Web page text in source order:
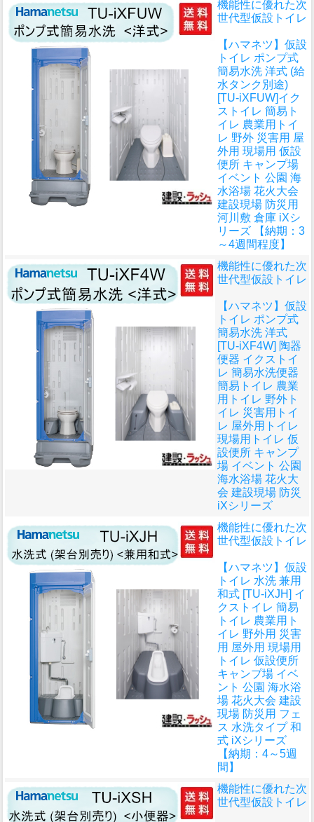
機能性に優れた次
世代型仮設トイレ
【ハマネツ】仮設
トイレ ポンプ式
簡易水洗 洋式 (給
水タンク別途)
[TU-iXFUW]イク
ストイレ 簡易ト
イレ 農業用トイ
レ 野外 災害用 屋
外用 現場用 仮設
便所 キャンプ場
イベント 公園 海
水浴場 花火大会
建設現場 防災用
河川敷 倉庫 iXシ
リーズ 【納期：3
～4週間程度】
機能性に優れた次
世代型仮設トイレ
【ハマネツ】仮設
トイレ ポンプ式
簡易水洗 洋式
[TU-iXF4W] 陶器
便器 イクストイ
レ 簡易水洗便器
簡易トイレ 農業
用トイレ 野外ト
イレ 災害用トイ
レ 屋外用トイレ
現場用トイレ 仮
設便所 キャンプ
場 イベント 公園
海水浴場 花火大
会 建設現場 防災
iXシリーズ
機能性に優れた次
世代型仮設トイレ
【ハマネツ】仮設
トイレ 水洗 兼用
和式 [TU-iXJH] イ
クストイレ 簡易
トイレ 農業用ト
イレ 野外用 災害
用 屋外用 現場用
トイレ 仮設便所
キャンプ場 イベ
ント 公園 海水浴
場 花火大会 建設
現場 防災用 フェ
ス 水洗タイプ 和
式 iXシリーズ
【納期：4～5週
間】
機能性に優れた次
世代型仮設トイレ